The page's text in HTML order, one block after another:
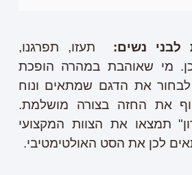
לבני נשים: תעזו, תפרגנו,
מי שאוהבת במהרה הופכת
את הדגם שמתאים ונוח
את החזה בצורה מושלמת.
תמצאו את הצוות המקצועי
לכן את הסט האולטימטיבי.